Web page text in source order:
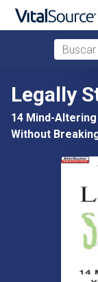
Saltar al
Buscar
Legally
14 Mind-Altering
Without